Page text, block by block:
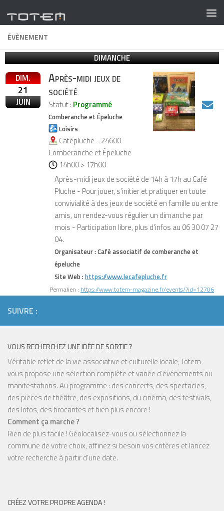
ÉVÈNEMENT
DIMANCHE
DIM.
21
JUIN
Après-midi jeux de
société
Statut : Programmé
Comberanche et Épeluche
Loisirs
Cafépluche - 24600
Comberanche et Épeluche
14h00 > 17h00
Après-midi jeux de société de 14h à 17h au Café
Pluche - Pour jouer, s’initier et pratiquer en toute
convivialité à des jeux de société en famille ou entre
amis, un rendez-vous régulier un dimanche par
mois - Participation libre, plus d'infos au 06 30 07 27
04.
Organisateur : Café associatif de comberanche et
épeluche
Site Web : https://www.lecafepluche.fr
Permalien : https://www.totem-magazine.fr/events/?id=12706
SUIVRE :
VOUS RECHERCHEZ UNE IDÉE DE SORTIE ?
Véritable reflet de la vie associative et culturelle locale, Totem
vous propose une sélection complète et variée d’événements ou
manifestations. Au programme : des concerts, des spectacles,
des pièces de théâtre, des expositions, du cinéma, des festivals,
des lotos, des brocantes et bien plus encore !
Comment ça marche ?
Rien de plus facile ! Géolocalisez-vous ou sélectionnez la
commune de votre choix, affinez si besoin vos critères et lancez
votre recherche à partir d'une date.
CRÉEZ VOTRE PROPRE AGENDA !